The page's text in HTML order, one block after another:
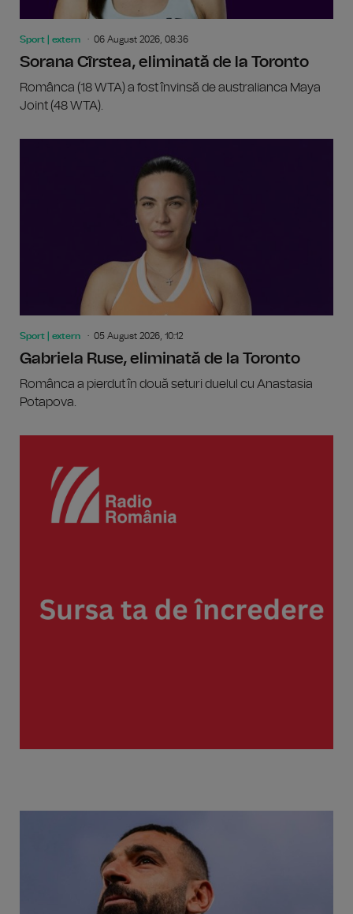
Sport | extern 06 August 2026, 08:36
Sorana Cîrstea, eliminată de la Toronto
Românca (18 WTA) a fost învinsă de australianca Maya
Joint (48 WTA).
Sport | extern 05 August 2026, 10:12
Gabriela Ruse, eliminată de la Toronto
Românca a pierdut în două seturi duelul cu Anastasia
Potapova.